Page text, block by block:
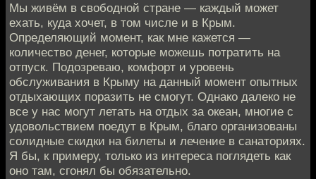
Мы живём в свободной стране — каждый может
ехать, куда хочет, в том числе и в Крым.
Определяющий момент, как мне кажется —
количество денег, которые можешь потратить на
отпуск. Подозреваю, комфорт и уровень
обслуживания в Крыму на данный момент опытных
отдыхающих поразить не смогут. Однако далеко не
все у нас могут летать на отдых за океан, многие с
удовольствием поедут в Крым, благо организованы
солидные скидки на билеты и лечение в санаториях.
Я бы, к примеру, только из интереса поглядеть как
оно там, сгонял бы обязательно.